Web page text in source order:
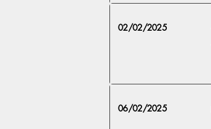
02/02/2025
06/02/2025